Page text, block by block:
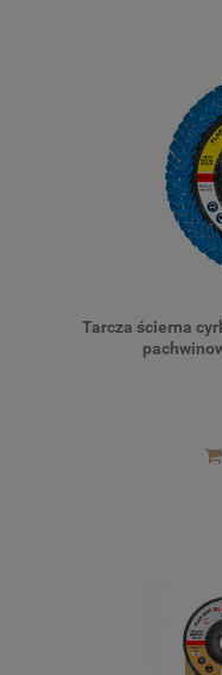
Tarcza ścierna